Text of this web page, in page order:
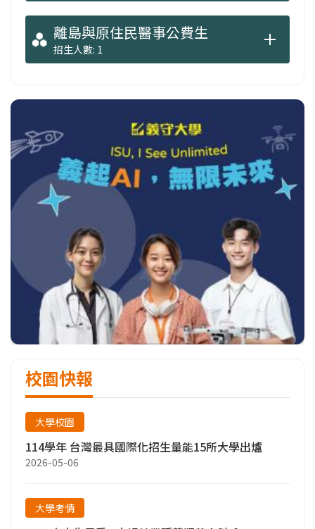
離島與原住民醫事公費生
招生人數: 1
校園快報
大學校園
114學年 台灣最具國際化招生量能15所大學出爐
2026-05-06
大學考情